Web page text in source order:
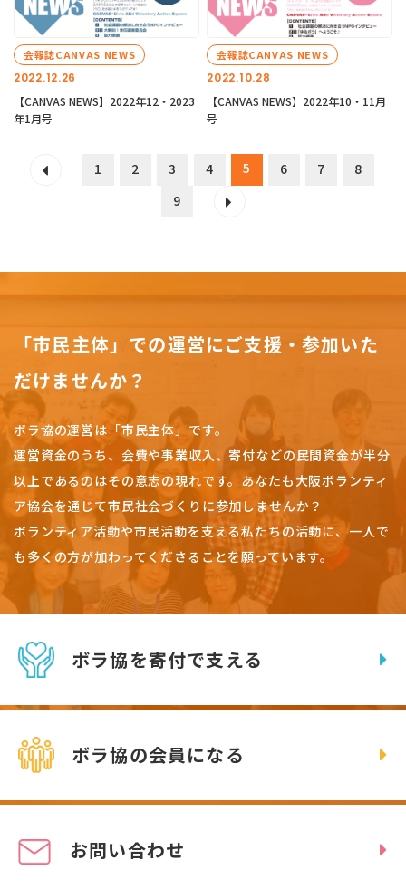
2022.12.26
会報誌CANVAS NEWS
【CANVAS NEWS】2022年12・2023
年1月号
2022.10.28
会報誌CANVAS NEWS
【CANVAS NEWS】2022年10・11月
号
1 2 3 4 5 6 7
8
9
「市民主体」での運営にご支援・参加いた
だけませんか？
ボラ協の運営は「市民主体」です。
運営資金のうち、会費や事業収入、寄付などの民間資金が半分
以上であるのはその意志の現れです。 あなたも大阪ボランティ
ア協会を通じて市民社会づくりに参加しませんか？
ボランティア活動や市民活動を支える私たちの活動に、一人で
も多くの方が加わってくださることを願っています。
ボラ協を寄付で支える
ボラ協の会員になる
お問い合わせ